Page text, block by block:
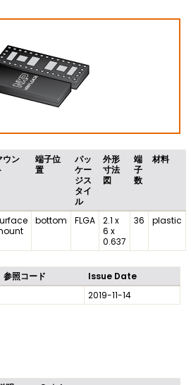
ウン
端子位
置
パッ
ケー
ジス
タイ
ル
外形
寸法
図
端
子
数
材料
bottom FLGA
2.1 x
6 x
0.637
36 plastic
参照コード
Issue Date
2019-11-14